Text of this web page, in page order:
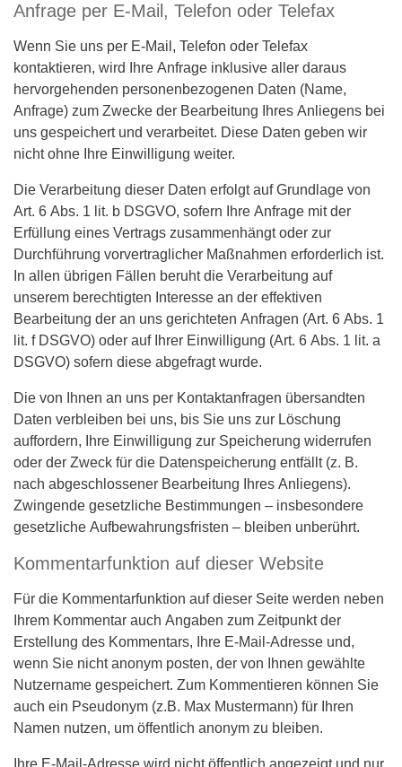
Anfrage per E-Mail, Telefon oder Telefax
Wenn Sie uns per E-Mail, Telefon oder Telefax
kontaktieren, wird Ihre Anfrage inklusive aller daraus
hervorgehenden personenbezogenen Daten (Name,
Anfrage) zum Zwecke der Bearbeitung Ihres Anliegens bei
uns gespeichert und verarbeitet. Diese Daten geben wir
nicht ohne Ihre Einwilligung weiter.
Die Verarbeitung dieser Daten erfolgt auf Grundlage von
Art. 6 Abs. 1 lit. b DSGVO, sofern Ihre Anfrage mit der
Erfüllung eines Vertrags zusammenhängt oder zur
Durchführung vorvertraglicher Maßnahmen erforderlich ist.
In allen übrigen Fällen beruht die Verarbeitung auf
unserem berechtigten Interesse an der effektiven
Bearbeitung der an uns gerichteten Anfragen (Art. 6 Abs. 1
lit. f DSGVO) oder auf Ihrer Einwilligung (Art. 6 Abs. 1 lit. a
DSGVO) sofern diese abgefragt wurde.
Die von Ihnen an uns per Kontaktanfragen übersandten
Daten verbleiben bei uns, bis Sie uns zur Löschung
auffordern, Ihre Einwilligung zur Speicherung widerrufen
oder der Zweck für die Datenspeicherung entfällt (z. B.
nach abgeschlossener Bearbeitung Ihres Anliegens).
Zwingende gesetzliche Bestimmungen – insbesondere
gesetzliche Aufbewahrungsfristen – bleiben unberührt.
Kommentarfunktion auf dieser Website
Für die Kommentarfunktion auf dieser Seite werden neben
Ihrem Kommentar auch Angaben zum Zeitpunkt der
Erstellung des Kommentars, Ihre E-Mail-Adresse und,
wenn Sie nicht anonym posten, der von Ihnen gewählte
Nutzername gespeichert. Zum Kommentieren können Sie
auch ein Pseudonym (z.B. Max Mustermann) für Ihren
Namen nutzen, um öffentlich anonym zu bleiben.
Ihre E-Mail-Adresse wird nicht öffentlich angezeigt und nur